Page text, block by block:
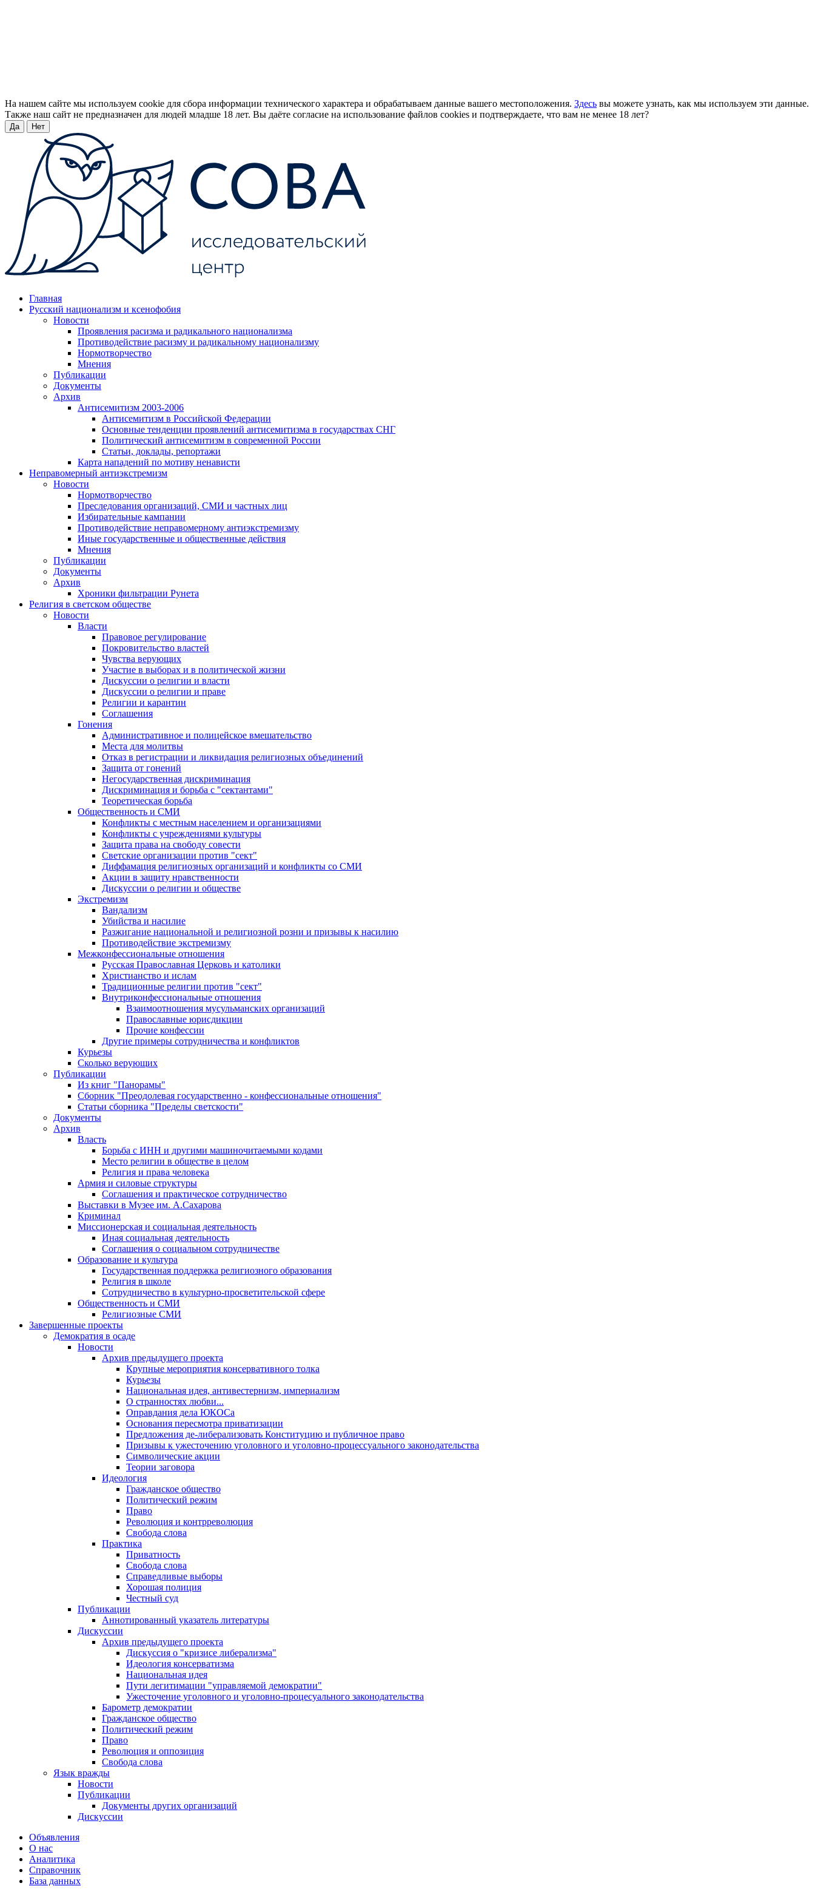
На нашем сайте мы используем cookie для сбора информации технического характера и обрабатываем данные вашего местоположения. Здесь вы можете узнать, как мы используем эти данные.
Также наш сайт не предназначен для людей младше 18 лет. Вы даёте согласие на использование файлов cookies и подтверждаете, что вам не менее 18 лет?
Да Нет
Главная
Русский национализм и ксенофобия
Новости
Проявления расизма и радикального национализма
Противодействие расизму и радикальному национализму
Нормотворчество
Мнения
Публикации
Документы
Архив
Антисемитизм 2003-2006
Антисемитизм в Российской Федерации
Основные тенденции проявлений антисемитизма в государствах СНГ
Политический антисемитизм в современной России
Статьи, доклады, репортажи
Карта нападений по мотиву ненависти
Неправомерный антиэкстремизм
Новости
Нормотворчество
Преследования организаций, СМИ и частных лиц
Избирательные кампании
Противодействие неправомерному антиэкстремизму
Иные государственные и общественные действия
Мнения
Публикации
Документы
Архив
Хроники фильтрации Рунета
Религия в светском обществе
Новости
Власти
Правовое регулирование
Покровительство властей
Чувства верующих
Участие в выборах и в политической жизни
Дискуссии о религии и власти
Дискуссии о религии и праве
Религии и карантин
Соглашения
Гонения
Административное и полицейское вмешательство
Места для молитвы
Отказ в регистрации и ликвидация религиозных объединений
Защита от гонений
Негосударственная дискриминация
Дискриминация и борьба с "сектантами"
Теоретическая борьба
Общественность и СМИ
Конфликты с местным населением и организациями
Конфликты с учреждениями культуры
Защита права на свободу совести
Светские организации против "сект"
Диффамация религиозных организаций и конфликты со СМИ
Акции в защиту нравственности
Дискуссии о религии и обществе
Экстремизм
Вандализм
Убийства и насилие
Разжигание национальной и религиозной розни и призывы к насилию
Противодействие экстремизму
Межконфессиональные отношения
Русская Православная Церковь и католики
Христианство и ислам
Традиционные религии против "сект"
Внутриконфессиональные отношения
Взаимоотношения мусульманских организаций
Православные юрисдикции
Прочие конфессии
Другие примеры сотрудничества и конфликтов
Курьезы
Сколько верующих
Публикации
Из книг "Панорамы"
Сборник "Преодолевая государственно - конфессиональные отношения"
Статьи сборника "Пределы светскости"
Документы
Архив
Власть
Борьба с ИНН и другими машиночитаемыми кодами
Место религии в обществе в целом
Религия и права человека
Армия и силовые структуры
Соглашения и практическое сотрудничество
Выставки в Музее им. А.Сахарова
Криминал
Миссионерская и социальная деятельность
Иная социальная деятельность
Соглашения о социальном сотрудничестве
Образование и культура
Государственная поддержка религиозного образования
Религия в школе
Сотрудничество в культурно-просветительской сфере
Общественность и СМИ
Религиозные СМИ
Завершенные проекты
Демократия в осаде
Новости
Архив предыдущего проекта
Крупные мероприятия консервативного толка
Курьезы
Национальная идея, антивестернизм, империализм
О странностях любви...
Оправдания дела ЮКОСа
Основания пересмотра приватизации
Предложения де-либерализовать Конституцию и публичное право
Призывы к ужесточению уголовного и уголовно-процессуального законодательства
Символические акции
Теории заговора
Идеология
Гражданское общество
Политический режим
Право
Революция и контрреволюция
Свобода слова
Практика
Приватность
Свобода слова
Справедливые выборы
Хорошая полиция
Честный суд
Публикации
Аннотированный указатель литературы
Дискуссии
Архив предыдущего проекта
Дискуссия о "кризисе либерализма"
Идеология консерватизма
Национальная идея
Пути легитимации "управляемой демократии"
Ужесточение уголовного и уголовно-процесуального законодательства
Барометр демократии
Гражданское общество
Политический режим
Право
Революция и оппозиция
Свобода слова
Язык вражды
Новости
Публикации
Документы других организаций
Дискуссии
Объявления
О нас
Аналитика
Справочник
База данных